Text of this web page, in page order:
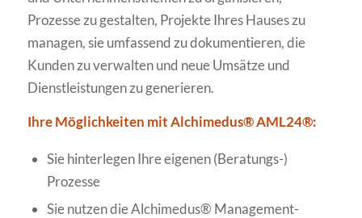
Prozesse zu gestalten, Projekte Ihres Hauses zu
managen, sie umfassend zu dokumentieren, die
Kunden zu verwalten und neue Umsätze und
Dienstleistungen zu generieren.
Ihre Möglichkeiten mit Alchimedus® AML24®:
Sie hinterlegen Ihre eigenen (Beratungs-)
Prozesse
Sie nutzen die Alchimedus® Management-